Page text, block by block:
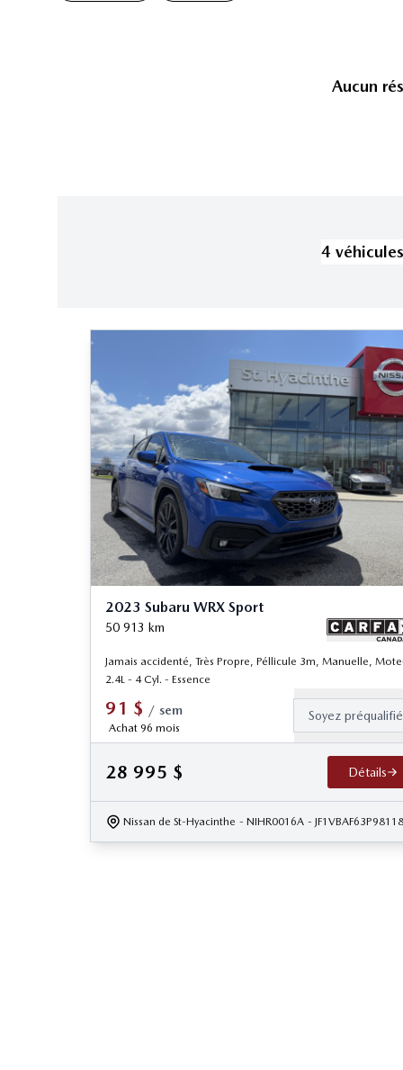
Aucun
4 véhicules
2023 Subaru WRX Sport
50 913 km
Jamais accidenté, Très Propre, Péllicule 3m, Manuelle,
2.4L - 4 Cyl. - Essence
91 $ / sem
Achat 96 mois
Soyez préqualifié
28 995 $ Détails
Nissan de St-Hyacinthe - NIHR0016A -